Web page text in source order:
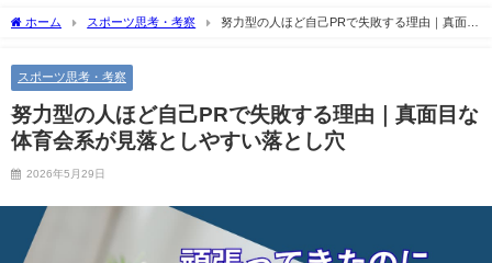
ホーム スポーツ思考・考察
努力型の人ほど自己PRで失敗する理由｜真面目
スポーツ思考・考察
努力型の人ほど自己PRで失敗する理由｜真面目な
体育会系が見落としやすい落とし穴
2026年5月29日